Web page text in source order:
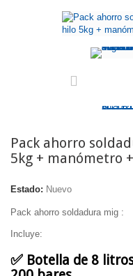
Pack ahorro
5kg + manómetro
Estado: Nuevo
Pack ahorro soldadura mig :
Incluye:
✅ Botella de 8